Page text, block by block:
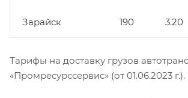
Зарайск 190 3.20
Тарифы на доставку грузов
«Промресурссервис» (от 01.06.2023 г.).